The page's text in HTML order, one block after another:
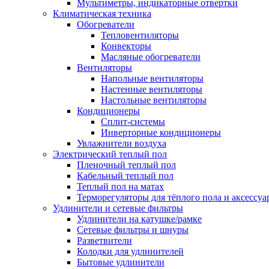
Мультиметры, индикаторные отвертки
Климатическая техника
Обогреватели
Тепловентиляторы
Конвекторы
Масляные обогреватели
Вентиляторы
Напольные вентиляторы
Настенные вентиляторы
Настольные вентиляторы
Кондиционеры
Сплит-системы
Инверторные кондиционеры
Увлажнители воздуха
Электрический теплый пол
Пленочный теплый пол
Кабельный теплый пол
Теплый пол на матах
Терморегуляторы для тёплого пола и
Удлинители и сетевые фильтры
Удлинители на катушке/рамке
Сетевые фильтры и шнуры
Разветвители
Колодки для удлинителей
Бытовые удлинители